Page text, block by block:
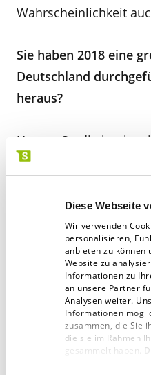
Diese Webseite
Wir verwenden
personalisieren,
anbieten zu können
Website zu
Informationen zu
an unsere Partner
Analysen weiter.
Informationen
zusammen, die Sie
die sie im Rahmen
gesammelt haben.
Impressum
Wahrscheinlichkeit
Sie haben 2018 eine
Deutschland
heraus?
Unsere Studie hat
Deutschen an der
wahnsinnigen
ergreifen. Uns geht
dass wir uns nicht
Ahnung, dass wir uns
erfüllt uns mit Stress,
mit Abwehr. Das
Sicherheitswahns
psychische